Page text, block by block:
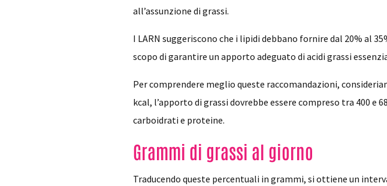
all’assunzione di grassi.
I LARN suggeriscono che i lipidi debbano fornire dal 20% al
scopo di garantire un apporto adeguato di acidi grassi
Per comprendere meglio queste raccomandazioni,
kcal, l’apporto di grassi dovrebbe essere compreso tra 400 e
carboidrati e proteine.
Grammi di grassi al giorno
Traducendo queste percentuali in grammi, si ottiene un